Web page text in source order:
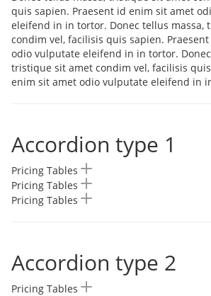
quis sapien. Praesent id enim sit amet
eleifend in in tortor. Donec tellus massa,
condim vel, facilisis quis sapien.
odio vulputate eleifend in in tortor.
tristique sit amet condim vel, facilisis
enim sit amet odio vulputate eleifend in
Accordion type 1
Pricing Tables
Pricing Tables
Pricing Tables
Accordion type 2
Pricing Tables